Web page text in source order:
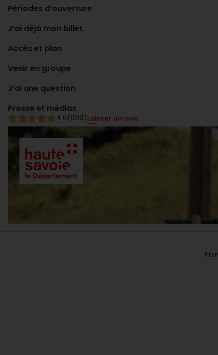
Périodes d’ouverture
J’ai déjà mon billet
Accès et plan
Venir en groupe
J’ai une question
Presse et médias
4.6(699)Laisser un avis